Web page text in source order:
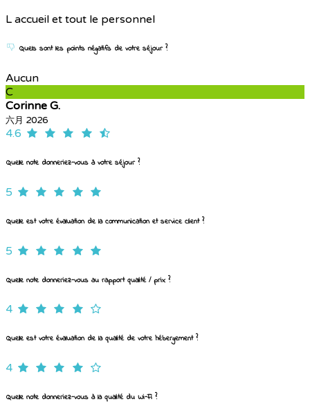
L accueil et tout le personnel
Quels sont les points négatifs de votre séjour ?
Aucun
C
Corinne G.
六月 2026
4.6
Quelle note donneriez-vous à votre séjour ?
5
Quelle est votre évaluation de la communication et service client ?
5
Quelle note donneriez-vous au rapport qualité / prix ?
4
Quelle est votre évaluation de la qualité de votre hébergement ?
4
Quelle note donneriez-vous à la qualité du Wi-Fi ?